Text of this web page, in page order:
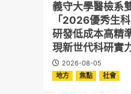
義守大學醫檢系
「2026優秀生
研發低成本高精
現新世代科研實
2026-08-05
地方 焦點 社會